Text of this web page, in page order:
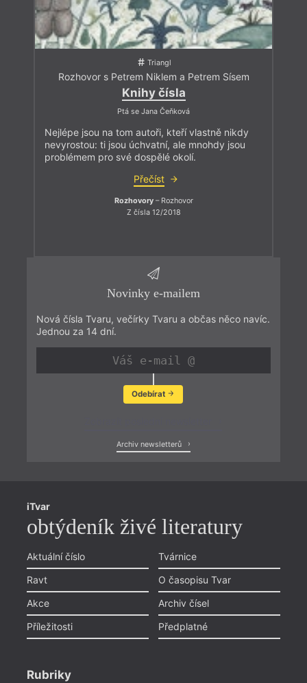
Triangl
Rozhovor s Petrem Niklem a Petrem Sísem
Knihy čísla
Ptá se Jana Čeňková
Nejlépe jsou na tom autoři, kteří vlastně nikdy
nevyrostou: ti jsou úchvatní, ale mnohdy jsou
problémem pro své dospělé okolí.
Přečíst
Rozhovory– Rozhovor
Z čísla 12/2018
Novinky e-mailem
Nová čísla Tvaru, večírky Tvaru a občas něco navíc.
Jednou za 14 dní.
Odebírat
Archiv newsletterů
iTvar
obtýdeník živé literatury
Aktuální číslo
Ravt
Akce
Příležitosti
Tvárnice
O časopisu Tvar
Archiv čísel
Předplatné
Rubriky